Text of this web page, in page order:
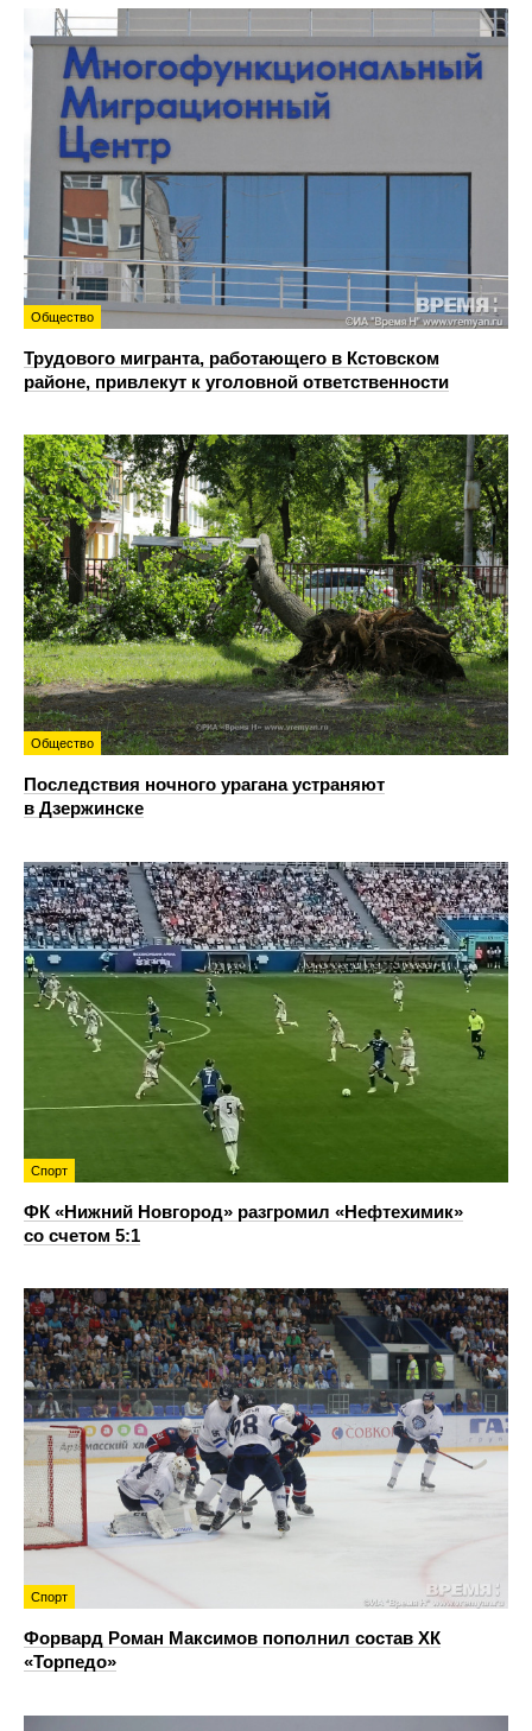
Общество
Трудового мигранта, работающего в Кстовском
районе, привлекут к уголовной ответственности
Общество
Последствия ночного урагана устраняют
в Дзержинске
Спорт
ФК «Нижний Новгород» разгромил «Нефтехимик»
со счетом 5:1
Спорт
Форвард Роман Максимов пополнил состав ХК
«Торпедо»